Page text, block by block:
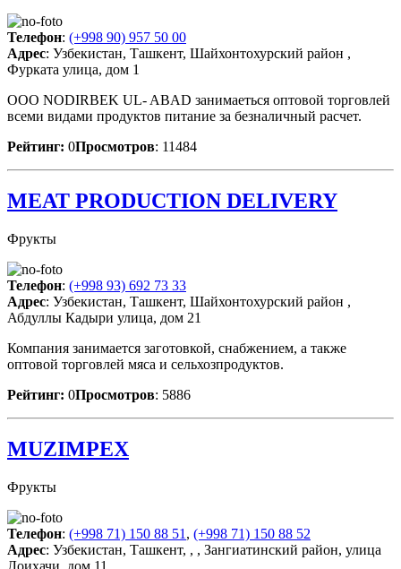
Телефон: (+998 90) 957 50 00
Адрес: Узбекистан, Ташкент, Шайхонтохурский район ,
Фурката улица, дом 1
OOO NODIRBEK UL- ABAD занимаеться оптовой торговлей
всеми видами продуктов питание за безналичный расчет.
Рейтинг: 0Просмотров: 11484
MEAT PRODUCTION DELIVERY
Фрукты
Телефон: (+998 93) 692 73 33
Адрес: Узбекистан, Ташкент, Шайхонтохурский район ,
Абдуллы Кадыри улица, дом 21
Компания занимается заготовкой, снабжением, а также
оптовой торговлей мяса и сельхозпродуктов.
Рейтинг: 0Просмотров: 5886
MUZIMPEX
Фрукты
Телефон: (+998 71) 150 88 51 , (+998 71) 150 88 52
Адрес: Узбекистан, Ташкент, , , Зангиатинский район, улица
Лоихачи, дом 11